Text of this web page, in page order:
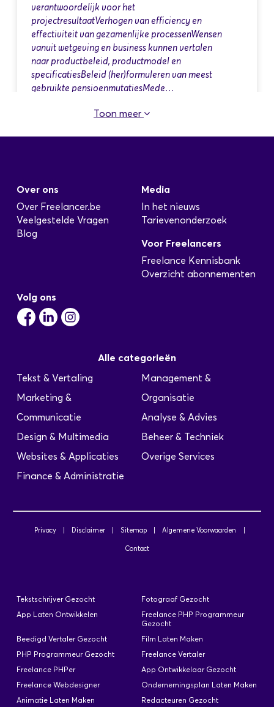
verantwoordelijk voor het
projectresultaatVerhogen van efficiency en
effectiviteit van gezamenlijke processenWensen
vanuit wetgeving en business kunnen vertalen
naar productbeleid, productmodel en
specificatiesBeleid (her)formuleren van meest
gebruikte pensioenmutatiesMede…
Op basis van Detachering: Voor onze
opdrachtgever zijn wij op zoek naar een Senior
Business Analyst (Referentie 2010-223) Job
description & deliverables We are looking for a
business analist with knowledge of accounting,
consolidation and external / DNB reporting.
Contribute to the ABN-FBN Finance Integration
environment responsible for chalenging the
business…
Toon meer
Over ons
Over Freelancer.be
Veelgestelde Vragen
Blog
Media
In het nieuws
Tarievenonderzoek
Voor Freelancers
Freelance Kennisbank
Overzicht abonnementen
Volg ons
Alle categorieën
Tekst & Vertaling
Marketing &
Communicatie
Design & Multimedia
Websites & Applicaties
Finance & Administratie
Management &
Organisatie
Analyse & Advies
Beheer & Techniek
Overige Services
Privacy Disclaimer Sitemap Algemene Voorwaarden
Contact
Tekstschrijver Gezocht
Fotograaf Gezocht
App Laten Ontwikkelen
Freelance PHP Programmeur
Gezocht
Beedigd Vertaler Gezocht
Film Laten Maken
PHP Programmeur Gezocht
Freelance Vertaler
Freelance PHPer
App Ontwikkelaar Gezocht
Freelance Webdesigner
Ondernemingsplan Laten Maken
Animatie Laten Maken
Redacteuren Gezocht